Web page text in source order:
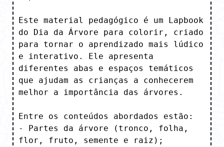
Este material pedagógico é um Lapbook
do Dia da Árvore para colorir, criado
para tornar o aprendizado mais lúdico
e interativo. Ele apresenta
diferentes abas e espaços temáticos
que ajudam as crianças a conhecerem
melhor a importância das árvores.
Entre os conteúdos abordados estão:
- Partes da árvore (tronco, folha,
flor, fruto, semente e raiz);